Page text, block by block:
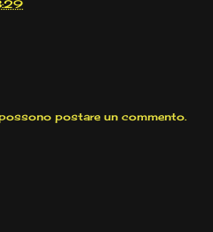
postare un commento.